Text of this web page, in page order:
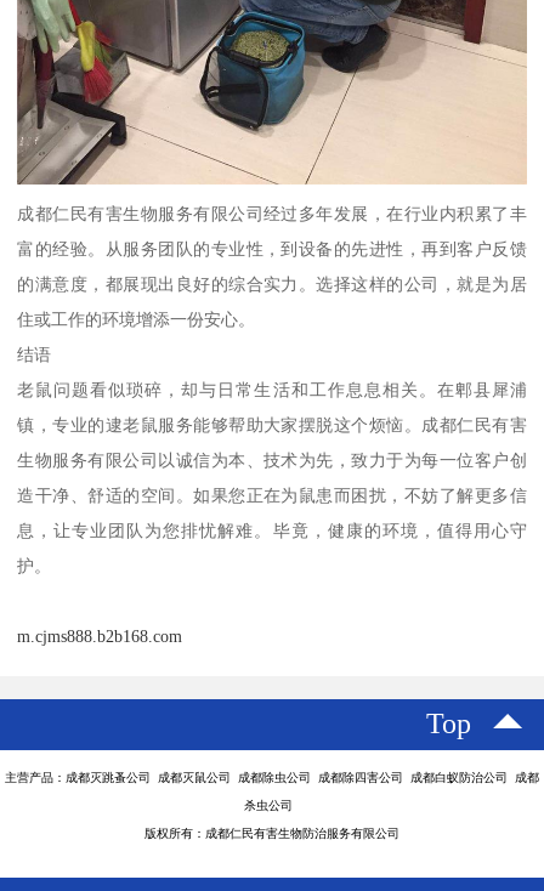
成都仁民有害生物服务有限公司经过多年发展，在行业内积累了丰
富的经验。从服务团队的专业性，到设备的先进性，再到客户反馈
的满意度，都展现出良好的综合实力。选择这样的公司，就是为居
住或工作的环境增添一份安心。
结语
老鼠问题看似琐碎，却与日常生活和工作息息相关。在郫县犀浦
镇，专业的逮老鼠服务能够帮助大家摆脱这个烦恼。成都仁民有害
生物服务有限公司以诚信为本、技术为先，致力于为每一位客户创
造干净、舒适的空间。如果您正在为鼠患而困扰，不妨了解更多信
息，让专业团队为您排忧解难。毕竟，健康的环境，值得用心守
护。
m.cjms888.b2b168.com
Top
主营产品：成都灭跳蚤公司 成都灭鼠公司 成都除虫公司 成都除四害公司 成都白蚁防治公司 成都
杀虫公司
版权所有：成都仁民有害生物防治服务有限公司